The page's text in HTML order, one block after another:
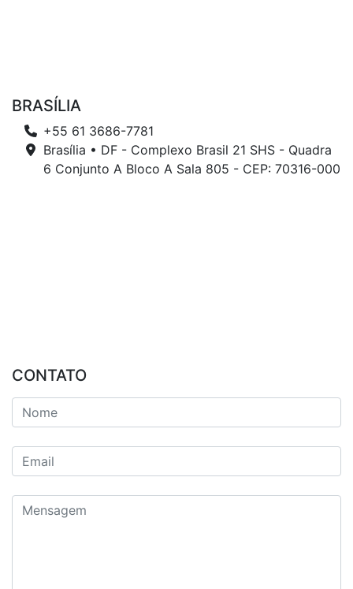
BRASÍLIA
+55 61 3686-7781
Brasília • DF - Complexo Brasil 21 SHS - Quadra
6 Conjunto A Bloco A Sala 805 - CEP: 70316-000
CONTATO